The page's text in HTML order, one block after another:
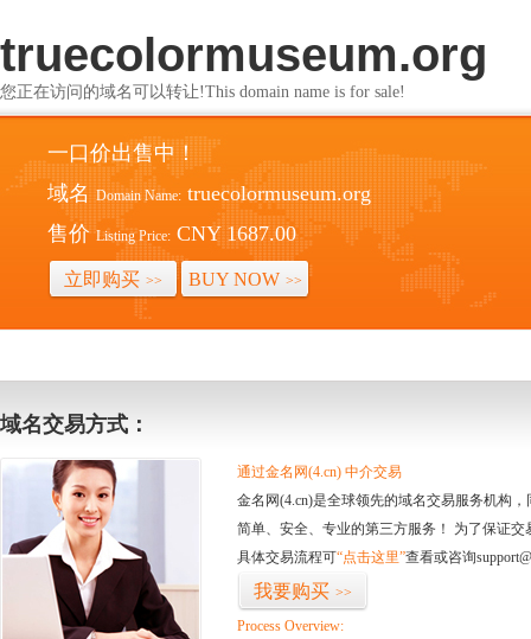
truecolormuseum.org
您正在访问的域名可以转让!This domain name is for sale!
一口价出售中！
域名 Domain Name: truecolormuseum.org
售价 Listing Price: CNY 1687.00
立即购买 >> BUY NOW >>
域名交易方式：
通过金名网(4.cn) 中介交易
金名网(4.cn)是全球领先的域名交易服务机构
简单、安全、专业的第三方服务！ 为了保证
具体交易流程可“点击这里”查看或咨询
我要购买 >>
Process Overview: